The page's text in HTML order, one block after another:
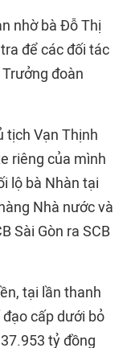
nhờ bà Đỗ Thị
để các đối tác
đoàn
tịch Vạn Thịnh
riêng của mình
lộ bà Nhàn tại
Nhà nước và
Sài Gòn ra SCB
tại lần thanh
cấp dưới bỏ
tỷ đồng